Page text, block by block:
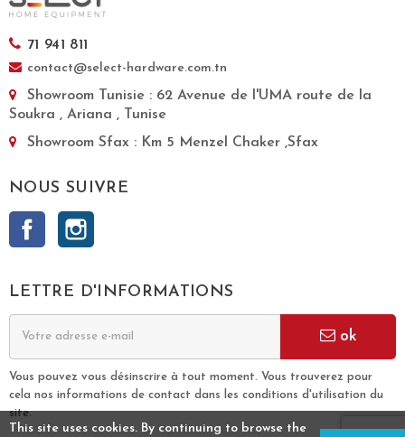
71 941 811
contact@select-hardware.com.tn
Showroom Tunisie : 62 Avenue de l'UMA route de la
Soukra , Ariana , Tunise
Showroom Sfax : Km 5 Menzel Chaker ,Sfax
NOUS SUIVRE
Facebook
LETTRE D'INFORMATIONS
ok
Vous pouvez vous désinscrire à tout moment. Vous trouverez pour
cela nos informations de contact dans les conditions d'utilisation du
site.
This site uses cookies. By continuing to browse the